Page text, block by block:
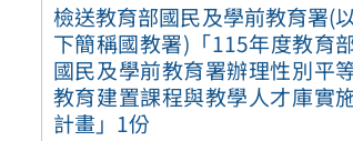
檢送教育部國民及學前教育署(
下簡稱國教署)「115年度教育
國民及學前教育署辦理性別平
教育建置課程與教學人才庫實
計畫」1份